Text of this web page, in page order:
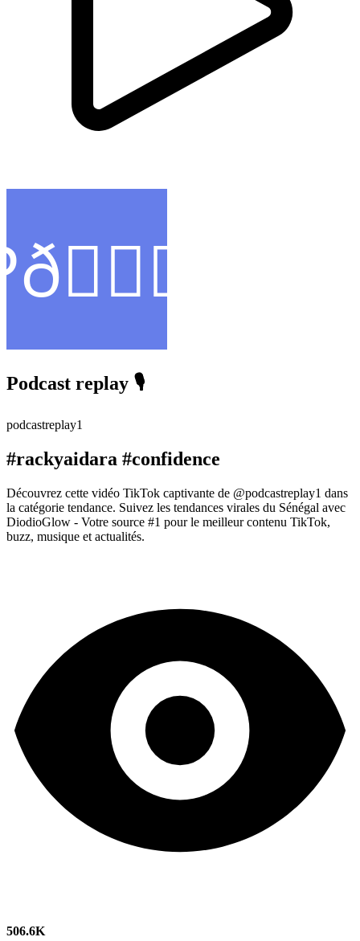
Podcast replay 🎙️
podcastreplay1
#rackyaidara #confidence
Découvrez cette vidéo TikTok captivante de @podcastreplay1 dans
la catégorie tendance. Suivez les tendances virales du Sénégal avec
DiodioGlow - Votre source #1 pour le meilleur contenu TikTok,
buzz, musique et actualités.
506.6K